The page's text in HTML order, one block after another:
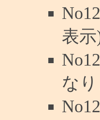
表示)
な